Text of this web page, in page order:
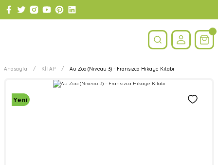
Anasayfa KİTAP Au Zoo (Niveau 3) - Fransızca Hikaye Kitabı
Yeni